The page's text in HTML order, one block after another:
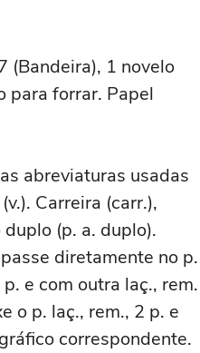
(Bandeira), 1 novelo
para forrar. Papel
abreviaturas usadas
Carreira (carr.),
(p. a. duplo).
diretamente no p.
e com outra laç., rem.
o p. laç., rem., 2 p. e
correspondente.